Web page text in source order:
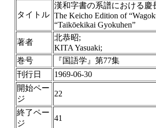
タイトル
漢和字書の系譜における慶
The Keicho Edition of
“Taikōekikai Gyokuhen”
著者
北恭昭;
KITA Yasuaki;
巻号
『国語学』第77集
刊行日
1969-06-30
開始ペー
ジ
22
終了ペー
ジ
41